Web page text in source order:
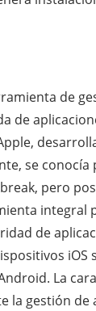
de
de
se
pero
integral
de
iOS
La
la gestión de